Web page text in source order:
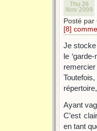
Thu 26
Nov 2009
Posté par
[8]
Je
le
remercier
Ayant
C’est
en tant